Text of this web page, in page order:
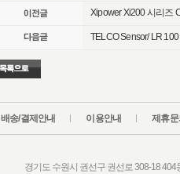
Xipower Xi200 시리즈
TELCO Sensor/ LR
배송/결제안내 이용안내 제휴문
경기도 수원시 권선구 권선로 308-18